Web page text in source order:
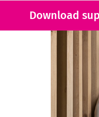
Download